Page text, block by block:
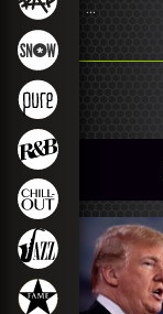
...